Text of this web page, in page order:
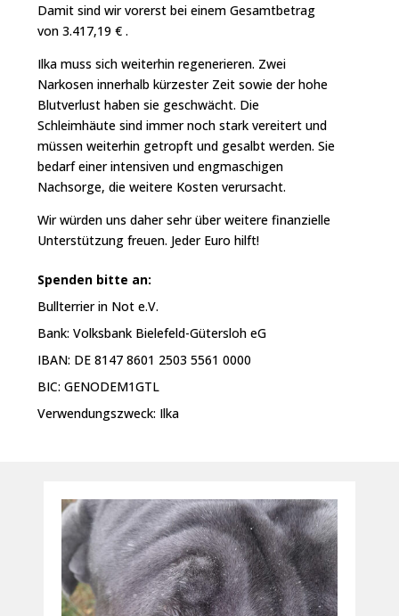
Damit sind wir vorerst bei einem Gesamtbetrag
von 3.417,19 € .
Ilka muss sich weiterhin regenerieren. Zwei
Narkosen innerhalb kürzester Zeit sowie der hohe
Blutverlust haben sie geschwächt. Die
Schleimhäute sind immer noch stark vereitert und
müssen weiterhin getropft und gesalbt werden. Sie
bedarf einer intensiven und engmaschigen
Nachsorge, die weitere Kosten verursacht.
Wir würden uns daher sehr über weitere finanzielle
Unterstützung freuen. Jeder Euro hilft!
Spenden bitte an:
Bullterrier in Not e.V.
Bank: Volksbank Bielefeld-Gütersloh eG
IBAN: DE 8147 8601 2503 5561 0000
BIC: GENODEM1GTL
Verwendungszweck: Ilka